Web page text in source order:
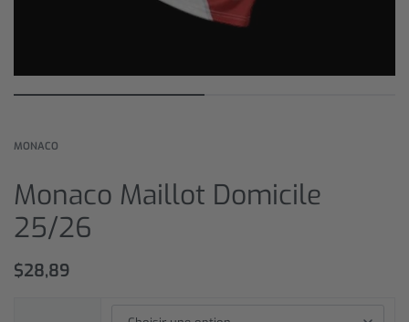
MONACO
Monaco Maillot Domicile
25/26
$28,89